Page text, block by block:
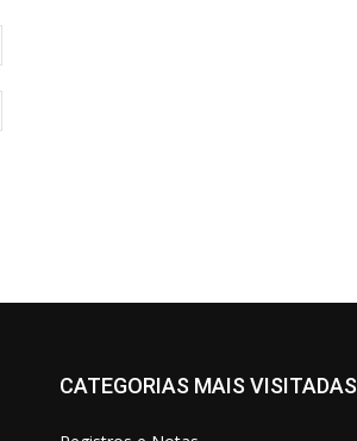
CATEGORIAS MAIS VISITADAS